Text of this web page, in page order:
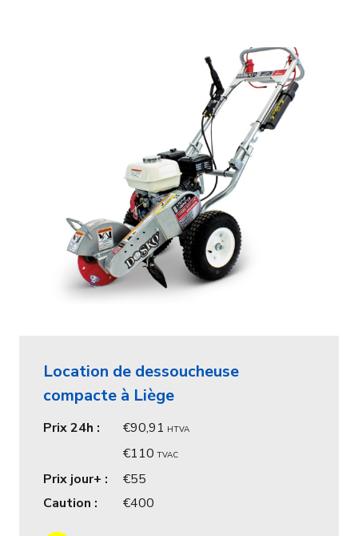
Location de dessoucheuse
compacte à Liège
Prix 24h : 90,91 HTVA
110 TVAC
Prix jour+ :
55
Caution :
400